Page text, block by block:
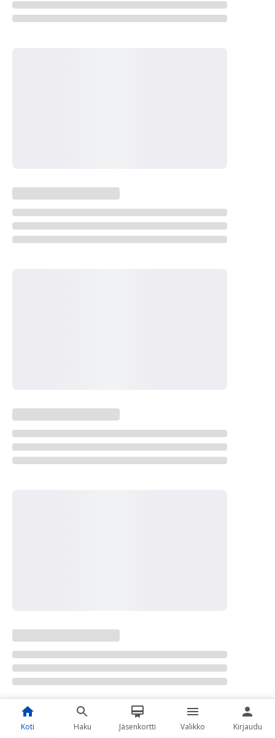
Koti Haku Jäsenkortti Valikko Kirjaudu